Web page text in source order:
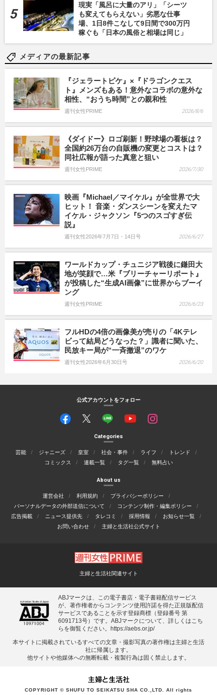
現実「風呂に大量のアリ」「シーツ
も変えてもらえない」劣悪な仕事
場、1日8件こなして9日間で300万円
稼ぐも「日本の風俗と相場は同じ」
メディアの最新記事
『ジェラートピケ』×『ドラゴンクエス
ト』メンズもある！意外なコラボの意外な
相性、“おうち時間”との親和性
週刊女性PRIME 2026/8/6
《ダイドー》ロゴ刷新！野球場の看板は？
全国約26万台の自販機の変更とコストは？
同社広報が語った真意と狙い
週刊女性PRIME 2026/7/30
映画『Michael／マイケル』が全世界で大
ヒット！ 音楽・ダンスシーンを変えたマ
イケル・ジャクソン『5つのスゴすぎ伝
説』
週刊女性2026年7月7日・14日号 2026/6/27
ワールドカップ・チュニジア戦後に鎌田大
地が笑顔で…米『ブリーチャーリポート』
が投稿した“生成AI画像”に世界からブーイ
ング
週刊女性PRIME 2026/6/23
フルHDの4倍の画像美が売りの「4Kテレ
ビって結局どうなった？」識者に聞いた、
民放キー局が“一斉撤退”のワケ
週刊女性2026年6月30日号 2026/6/20
公式アカウントをフォロー
Categories
芸能 ジャニーズ 皇室 社会・事件 ライフ
トレンド
コミックス
連載一覧 タグ一覧 無料占い
About us
運営会社 利用規約
プライバシーポリシー
パーソナルデータの外部送信について
コンテンツ制作・編集ポリシー
広告掲載
ニュース提供先 タレコミ 採用情報
お知らせ一覧
お問い合わせ
主婦と生活社公式サイト
主婦と生活社関連サイト
ABJマークは、この電子書店・電子書籍配信サービス
が、著作権者からコンテンツ使用許諾を得た正規版配信
サービスであることを示す登録商標（登録番号 第
6091713号）です。ABJマークについて、詳しくはこち
らを御覧ください。 https://aebs.or.jp/
本サイトに掲載されているすべての⽂章・撮影写真の著作権は主婦と⽣活
社に帰属します。
他サイトや他媒体への無断転載・複製⾏為は固く禁⽌します。
COPYRIGHT © SHUFU TO SEIKATSU SHA CO.,LTD. All rights